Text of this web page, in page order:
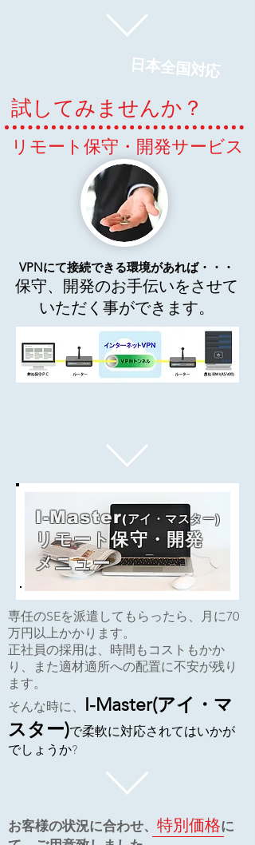
日本全国対応
試してみませんか？
リモート保守・開発サービス
VPNにて接続できる環境があれば・・・
保守、開発のお手伝いをさせて
いただく事ができます。
I-Master(アイ・マスター)
リモート保守・開発
メニュー
専任のSEを派遣してもらったら、月に70
万円以上かかります。
正社員の採用は、時間もコストもかか
り、また適材適所への配置に不安が残り
ます。
​そんな時に、
I-Master(アイ・マ
スター)で柔軟に対応されてはいかが
でしょうか?
お客様の状況に合わせ、 特別価格に